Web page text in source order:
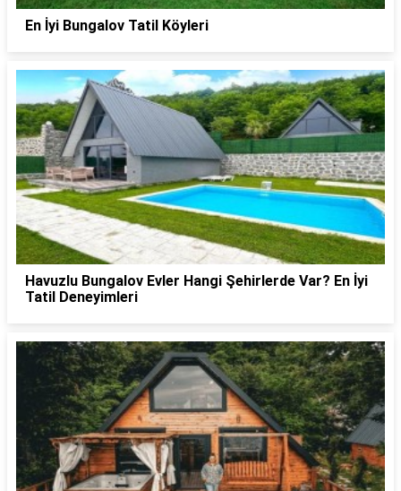
En İyi Bungalov Tatil Köyleri
Havuzlu Bungalov Evler Hangi Şehirlerde Var? En İyi
Tatil Deneyimleri